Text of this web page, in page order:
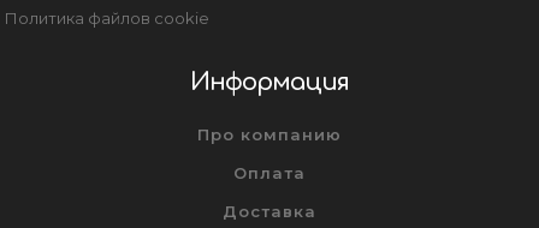
Политика файлов cookie
Информация
Про компанию
Оплата
Доставка